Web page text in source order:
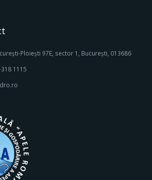
Ploiești 97E, sector 1, București, 013686
1115